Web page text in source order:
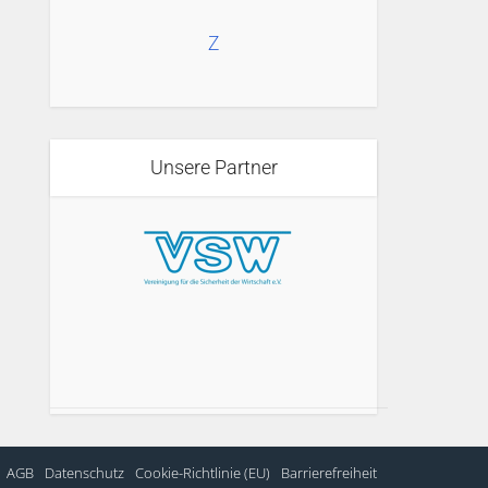
Z
Unsere Partner
AGB Datenschutz Cookie-Richtlinie (EU) Barrierefreiheit